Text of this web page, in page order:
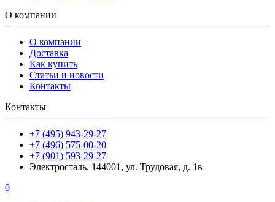
О компании
О компании
Доставка
Как купить
Статьи и новости
Контакты
Контакты
+7 (495) 943-29-27
+7 (496) 575-00-20
+7 (901) 593-29-27
Электросталь, 144001, ул. Трудовая, д. 1в
0